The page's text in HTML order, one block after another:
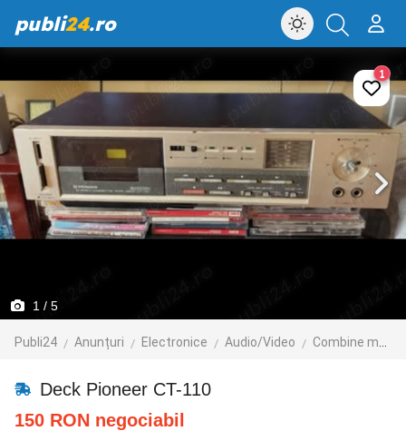
publi24.ro
1 / 5
Publi24 Anunțuri Electronice Audio/Video Combine muzicale
1
Deck Pioneer CT-110
150 RON negociabil